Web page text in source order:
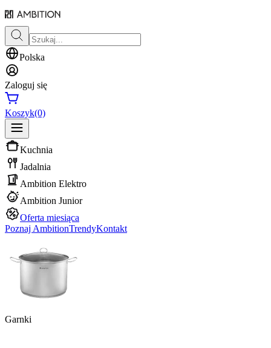
Polska
Zaloguj się
Koszyk(0)
Kuchnia
Jadalnia
Ambition Elektro
Ambition Junior
Oferta miesiąca
Poznaj AmbitionTrendyKontakt
Garnki